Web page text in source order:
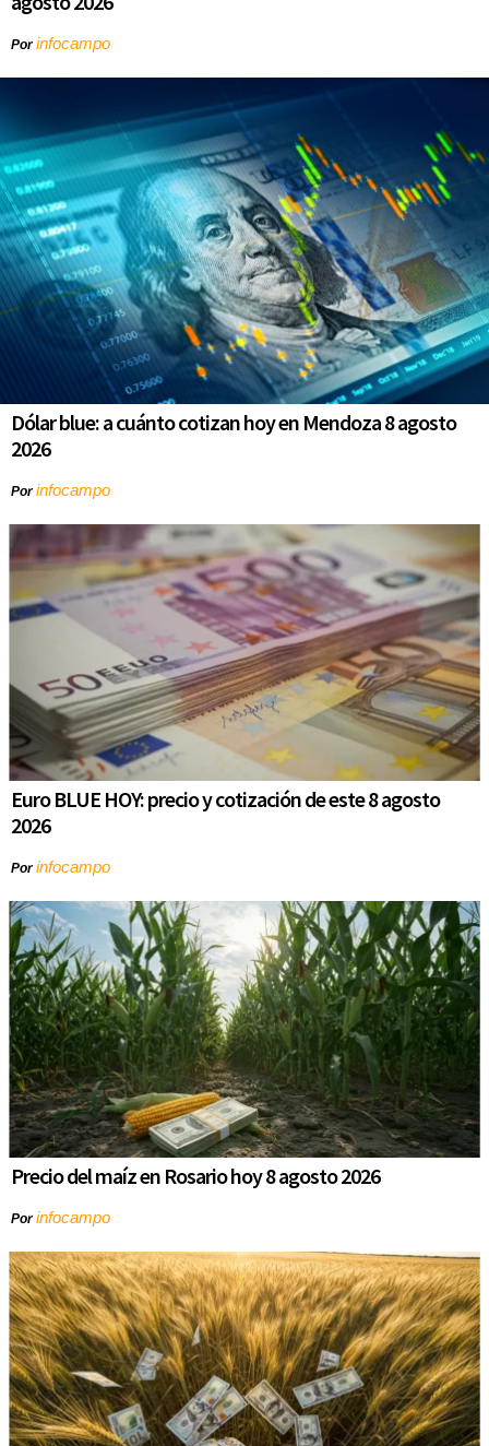
Porinfocampo
Dólar blue: a cuánto cotizan hoy en Mendoza 8 agosto
2026
Porinfocampo
Euro BLUE HOY: precio y cotización de este 8 agosto
2026
Porinfocampo
Precio del maíz en Rosario hoy 8 agosto 2026
Porinfocampo